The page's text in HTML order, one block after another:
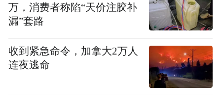
万，消费者称陷“天价注胶补
漏”套路
收到紧急命令，加拿大2万人
连夜逃命